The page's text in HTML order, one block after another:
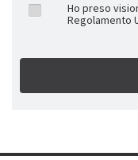
Ho preso
Regolamento